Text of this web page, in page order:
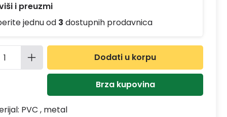
i preuzmi
jednu od 3 dostupnih prodavnica
proizvoda: Unesite željenu
Dodati u korpu
Brza kupovina
PVC , metal